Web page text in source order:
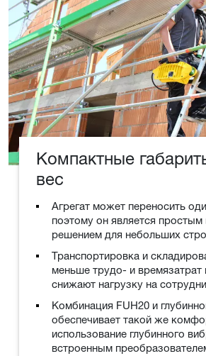
Компактные
вес
Агрегат может переносить
поэтому он является
решением для небольших
Транспортировка и
меньше трудо- и времязатрат
снижают нагрузку на
Комбинация FUH20 и
обеспечивает такой же
использование глубинного
встроенным